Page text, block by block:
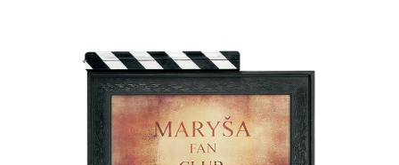
Aktuality
Zlín Film Festival